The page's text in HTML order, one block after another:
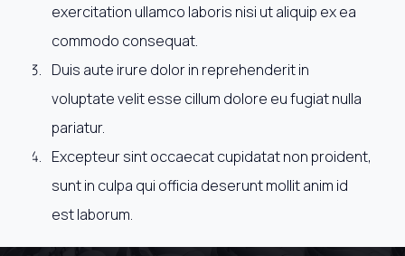
exercitation ullamco laboris nisi ut aliquip ex ea
commodo consequat.
Duis aute irure dolor in reprehenderit in
voluptate velit esse cillum dolore eu fugiat nulla
pariatur.
Excepteur sint occaecat cupidatat non proident,
sunt in culpa qui officia deserunt mollit anim id
est laborum.